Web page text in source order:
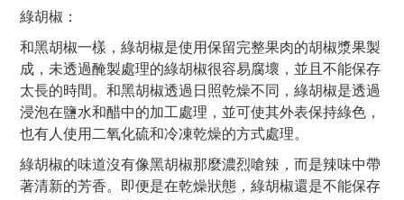
綠胡椒：
和黑胡椒一樣，綠胡椒是使用保留完整果肉的胡椒漿果製
成，未透過醃製處理的綠胡椒很容易腐壞，並且不能保存
太長的時間。和黑胡椒透過日照乾燥不同，綠胡椒是透過
浸泡在鹽水和醋中的加工處理，並可使其外表保持綠色，
也有人使用二氧化硫和冷凍乾燥的方式處理。
綠胡椒的味道沒有像黑胡椒那麼濃烈嗆辣，而是辣味中帶
著清新的芳香。即便是在乾燥狀態，綠胡椒還是不能保存